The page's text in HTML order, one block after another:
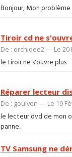
Bonjour, Mon
Tiroir cd ne
De : orchidee2 — Le 20
le tiroir ne s'ouvre plus
Réparer lecteur
De : goulven — Le 19
le lecteur dvd de mon
panne...
TV Samsung ne